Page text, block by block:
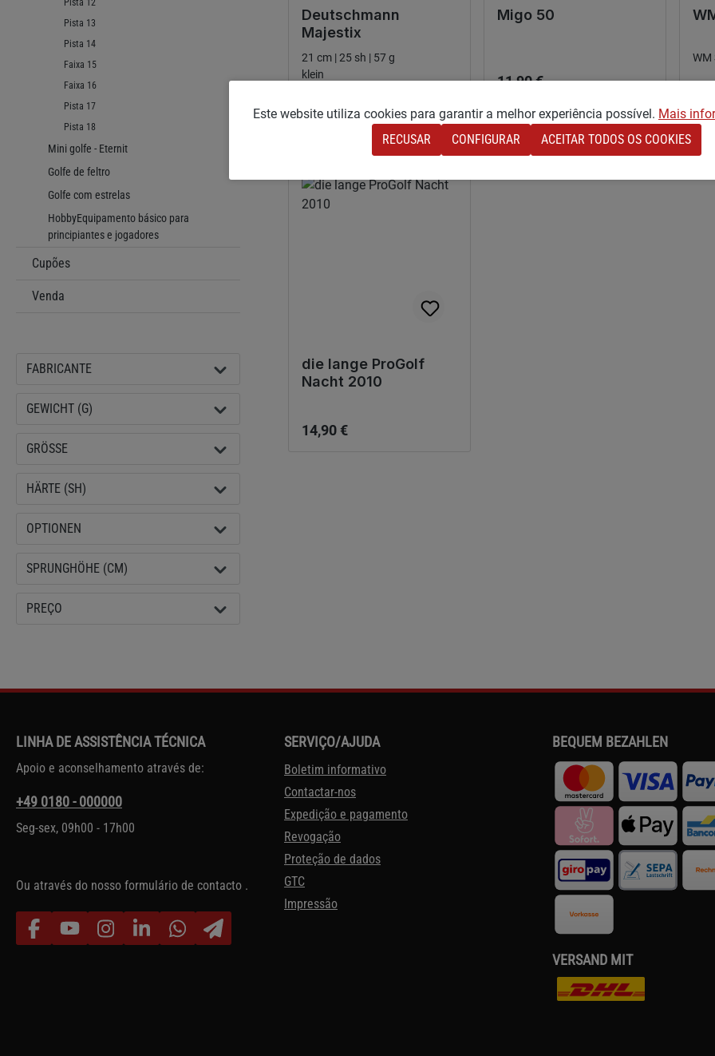
Pista 12
Pista 13
Pista 14
Faixa 15
Faixa 16
Pista 17
Pista 18
Mini golfe - Eternit
Golfe de feltro
Golfe com estrelas
HobbyEquipamento básico para
principiantes e jogadores
Cupões
Venda
FABRICANTE
GEWICHT (G)
GRÖSSE
HÄRTE (SH)
OPTIONEN
SPRUNGHÖHE (CM)
PREÇO
Deutschmann
Majestix
21 cm | 25 sh | 57 g
klein
22,00 €
Migo 50
11,90 €
WM
die lange ProGolf
Nacht 2010
14,90 €
LINHA DE ASSISTÊNCIA TÉCNICA
Apoio e aconselhamento através de:
+49 0180 - 000000
Seg-sex, 09h00 - 17h00
Ou através do nosso formulário de contacto .
SERVIÇO/AJUDA
Boletim informativo
Contactar-nos
Expedição e pagamento
Revogação
Proteção de dados
GTC
Impressão
BEQUEM BEZAHLEN
VERSAND MIT
Este website utiliza cookies para garantir a melhor experiência possível. Mais
RECUSAR
CONFIGURAR ACEITAR TODOS OS COOKIES